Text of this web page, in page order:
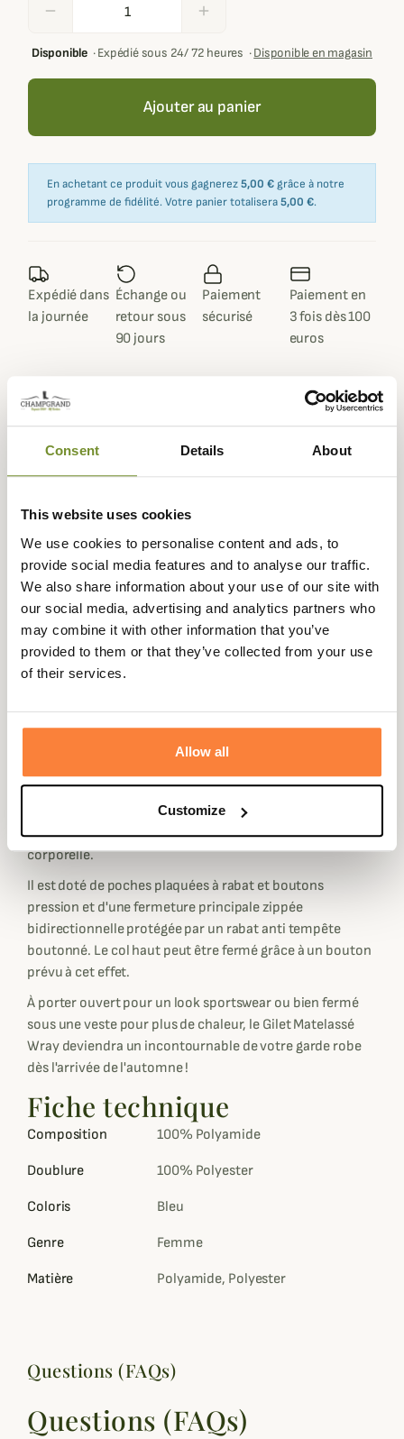
Consent Details About
This website uses cookies
We use cookies to personalise content and ads, to
provide social media features and to analyse our traffic.
We also share information about your use of our site with
our social media, advertising and analytics partners who
may combine it with other information that you’ve
provided to them or that they’ve collected from your use
of their services.
Allow all
Customize
remove add
Disponible·Expédié sous 24/ 72 heures ·Disponible en magasin
Ajouter au panier
En achetant ce produit vous gagnerez5,00 € grâce à notre
programme de fidélité. Votre panier totalisera5,00 €.
Expédié dans
la journée
Échange ou
retour sous
90 jours
Paiement
sécurisé
Paiement en
3 fois dès 100
euros
Description
Matelassé Wray, qui est un vêtement pour
avec un design à la fois classique et intemporel.
Sa coupe courte et près du corps met en valeur la
silhouette féminine et s'accorde ainsi à tous les looks :
décontracté, habillé, pour la ville ou bien la campagne. La
taille est dotée d'un système d'ajustement à deux
boutons pression en fonction de votre volonté.
Retrouvez le célèbre matelassage en diamant, synonyme
quotidien. A porter seul ou bien en superposition d'un
pull et sous une veste par temps froid, ce gilet sera votre
Barbour pour femme, le modèle Wray dispose d'une
doublure en polaire douce et chaude pour une protection
supplémentaire et une meilleure isolation de la chaleur
corporelle.
Il est doté de poches plaquées à rabat et boutons
pression et d'une fermeture principale zippée
bidirectionnelle protégée par un rabat anti tempête
boutonné. Le col haut peut être fermé grâce à un bouton
prévu à cet effet.
À porter ouvert pour un look sportswear ou bien fermé
sous une veste pour plus de chaleur, le Gilet Matelassé
Wray deviendra un incontournable de votre garde robe
dès l'arrivée de l'automne !
Fiche technique
Composition 100% Polyamide
Doublure 100% Polyester
Coloris Bleu
Genre Femme
Matière Polyamide, Polyester
Questions (FAQs)
Questions (FAQs)